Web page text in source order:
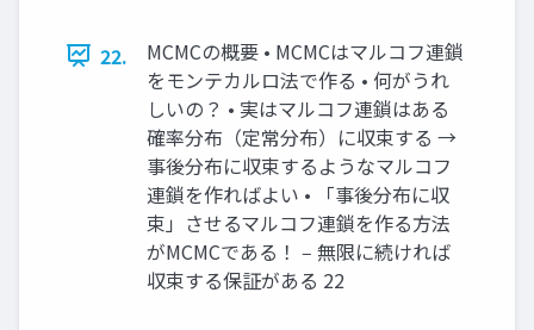
22.
MCMCの概要 • MCMCはマルコフ連鎖
をモンテカルロ法で作る • 何がうれ
しいの？ • 実はマルコフ連鎖はある
確率分布（定常分布）に収束する →
事後分布に収束するようなマルコフ
連鎖を作ればよい • 「事後分布に収
束」させるマルコフ連鎖を作る方法
がMCMCである！ ‒ 無限に続ければ
収束する保証がある 22